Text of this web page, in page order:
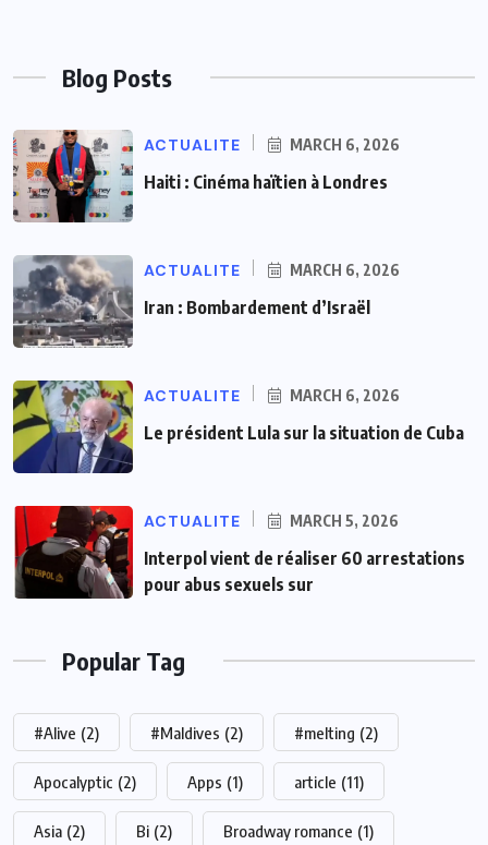
Blog Posts
ACTUALITE MARCH 6, 2026
Haiti : Cinéma haïtien à Londres
ACTUALITE MARCH 6, 2026
Iran : Bombardement d’Israël
ACTUALITE MARCH 6, 2026
Le président Lula sur la situation de Cuba
ACTUALITE MARCH 5, 2026
Interpol vient de réaliser 60 arrestations
pour abus sexuels sur
Popular Tag
#Alive (2) #Maldives (2) #melting (2)
Apocalyptic (2) Apps (1) article (11)
Asia (2) Bi (2) Broadway romance (1)